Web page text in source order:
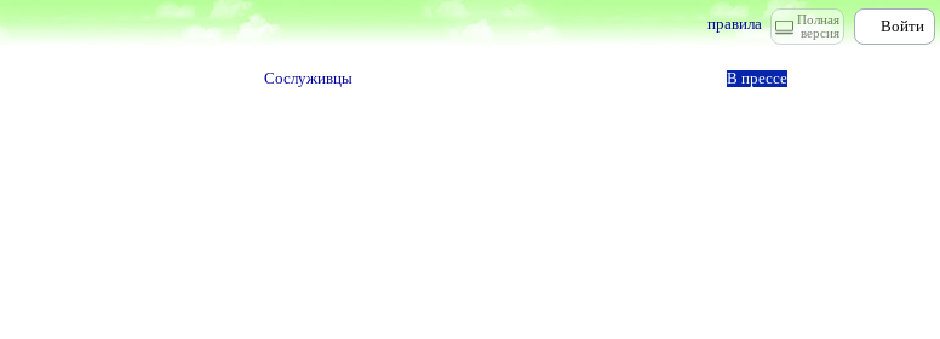
Полная
версия
правила Войти
Сослуживцы В прессе